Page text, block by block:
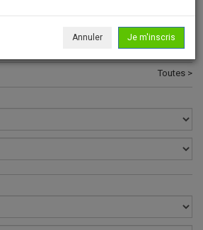
Tous >
Toutes >
Annuler Je m'inscris